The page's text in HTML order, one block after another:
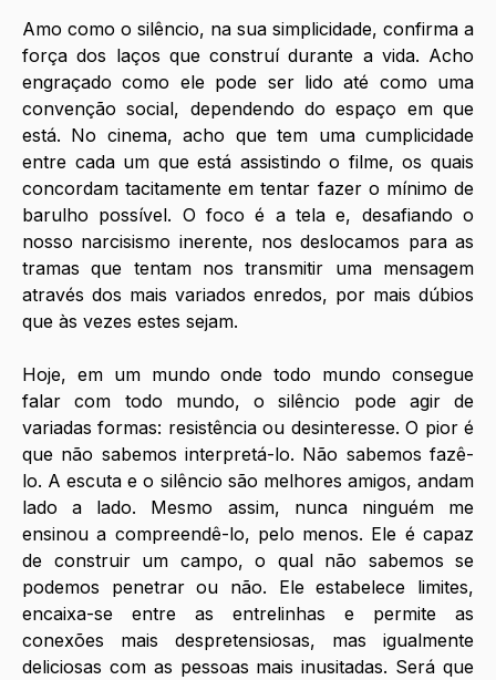
Amo como o silêncio, na sua simplicidade, confirma a
força dos laços que construí durante a vida. Acho
engraçado como ele pode ser lido até como uma
convenção social, dependendo do espaço em que
está. No cinema, acho que tem uma cumplicidade
entre cada um que está assistindo o filme, os quais
concordam tacitamente em tentar fazer o mínimo de
barulho possível. O foco é a tela e, desafiando o
nosso narcisismo inerente, nos deslocamos para as
tramas que tentam nos transmitir uma mensagem
através dos mais variados enredos, por mais dúbios
que às vezes estes sejam.
Hoje, em um mundo onde todo mundo consegue
falar com todo mundo, o silêncio pode agir de
variadas formas: resistência ou desinteresse. O pior é
que não sabemos interpretá-lo. Não sabemos fazê-
lo. A escuta e o silêncio são melhores amigos, andam
lado a lado. Mesmo assim, nunca ninguém me
ensinou a compreendê-lo, pelo menos. Ele é capaz
de construir um campo, o qual não sabemos se
podemos penetrar ou não. Ele estabelece limites,
encaixa-se entre as entrelinhas e permite as
conexões mais despretensiosas, mas igualmente
deliciosas com as pessoas mais inusitadas. Será que